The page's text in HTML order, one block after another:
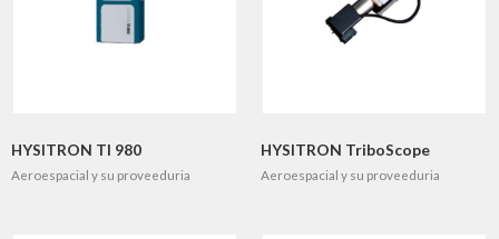
HYSITRON TI 980
Aeroespacial y su proveeduria
HYSITRON TriboScope
Aeroespacial y su proveeduria